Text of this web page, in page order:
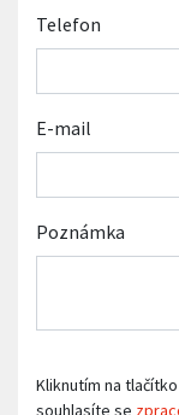
Telefon
E-mail
Poznámka
Kliknutím na
souhlasíte se